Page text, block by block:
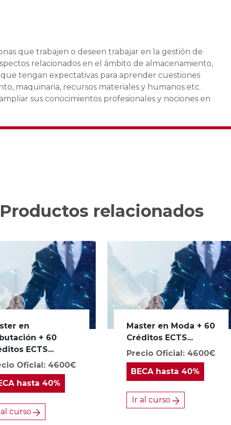
que trabajen o deseen trabajar en la gestión de
relacionados en el ámbito de almacenamiento,
tengan expectativas para aprender cuestiones
maquinaria, recursos materiales y humanos etc.
sus conocimientos profesionales y nociones en
Productos relacionados
en
+ 60
ECTS...
Oficial: 4600€
hasta 40%
al curso
Master en Moda + 60
Créditos ECTS...
Precio Oficial: 4600€
BECAhasta 40%
Ir al curso